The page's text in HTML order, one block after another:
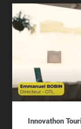
Innovathon